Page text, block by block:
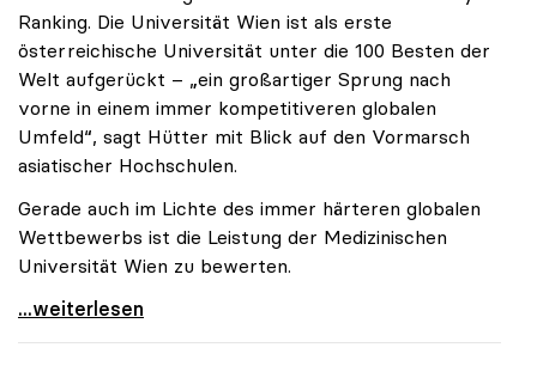
Ranking. Die Universität Wien ist als erste
österreichische Universität unter die 100 Besten der
Welt aufgerückt – „ein großartiger Sprung nach
vorne in einem immer kompetitiveren globalen
Umfeld“, sagt Hütter mit Blick auf den Vormarsch
asiatischer Hochschulen.
Gerade auch im Lichte des immer härteren globalen
Wettbewerbs ist die Leistung der Medizinischen
Universität Wien zu bewerten.
„Top-Rankingplätze heimischer Universitäten geben
...weiterlesen